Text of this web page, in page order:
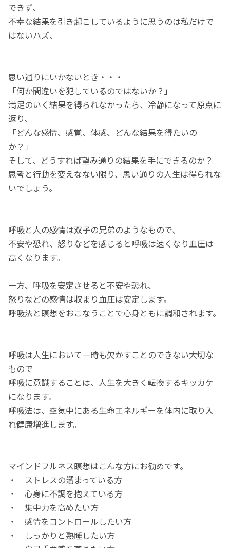
できず、
不幸な結果を引き起こしているように思うのは私だけで
はないハズ、
思い通りにいかないとき・・・
「何か間違いを犯しているのではないか？」
満足のいく結果を得られなかったら、冷静になって原点に
返り、
「どんな感情、感覚、体感、どんな結果を得たいの
か？」
そして、どうすれば望み通りの結果を手にできるのか？
思考と行動を変えなない限り、思い通りの人生は得られな
いでしょう。
呼吸と人の感情は双子の兄弟のようなもので、
不安や恐れ、怒りなどを感じると呼吸は速くなり血圧は
高くなります。
一方、呼吸を安定させると不安や恐れ、
怒りなどの感情は収まり血圧は安定します。
呼吸法と瞑想をおこなうことで心身ともに調和されます。
呼吸は人生において一時も欠かすことのできない大切な
もので
呼吸に意識することは、人生を大きく転換するキッカケ
になります。
呼吸法は、空気中にある生命エネルギーを体内に取り入
れ健康増進します。
マインドフルネス瞑想はこんな方にお勧めです。
・ ストレスの溜まっている方
・ 心身に不調を抱えている方
・ 集中力を高めたい方
・ 感情をコントロールしたい方
・ しっかりと熟睡したい方